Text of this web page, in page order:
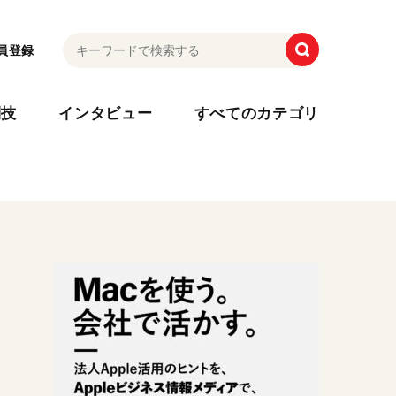
登録
インタビュー すべてのカテゴリ